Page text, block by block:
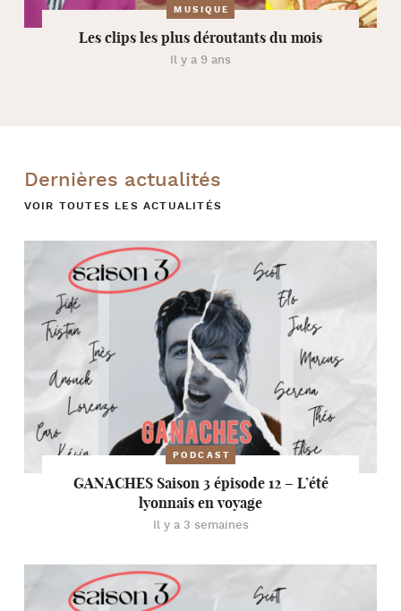
MUSIQUE
Les clips les plus déroutants du mois
Il y a 9 ans
Dernières actualités
VOIR TOUTES LES ACTUALITÉS
PODCAST
GANACHES Saison 3 épisode 12 – L’été
lyonnais en voyage
Il y a 3 semaines